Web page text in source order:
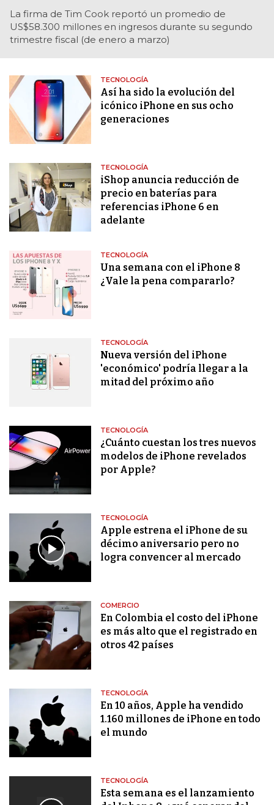
La firma de Tim Cook reportó un promedio de
US$58.300 millones en ingresos durante su segundo
trimestre fiscal (de enero a marzo)
TECNOLOGÍA
Así ha sido la evolución del
icónico iPhone en sus ocho
generaciones
TECNOLOGÍA
iShop anuncia reducción de
precio en baterías para
referencias iPhone 6 en
adelante
TECNOLOGÍA
Una semana con el iPhone 8
¿Vale la pena compararlo?
TECNOLOGÍA
Nueva versión del iPhone
'económico' podría llegar a la
mitad del próximo año
TECNOLOGÍA
¿Cuánto cuestan los tres nuevos
modelos de iPhone revelados
por Apple?
TECNOLOGÍA
Apple estrena el iPhone de su
décimo aniversario pero no
logra convencer al mercado
COMERCIO
En Colombia el costo del iPhone
es más alto que el registrado en
otros 42 países
TECNOLOGÍA
En 10 años, Apple ha vendido
1.160 millones de iPhone en todo
el mundo
TECNOLOGÍA
Esta semana es el lanzamiento